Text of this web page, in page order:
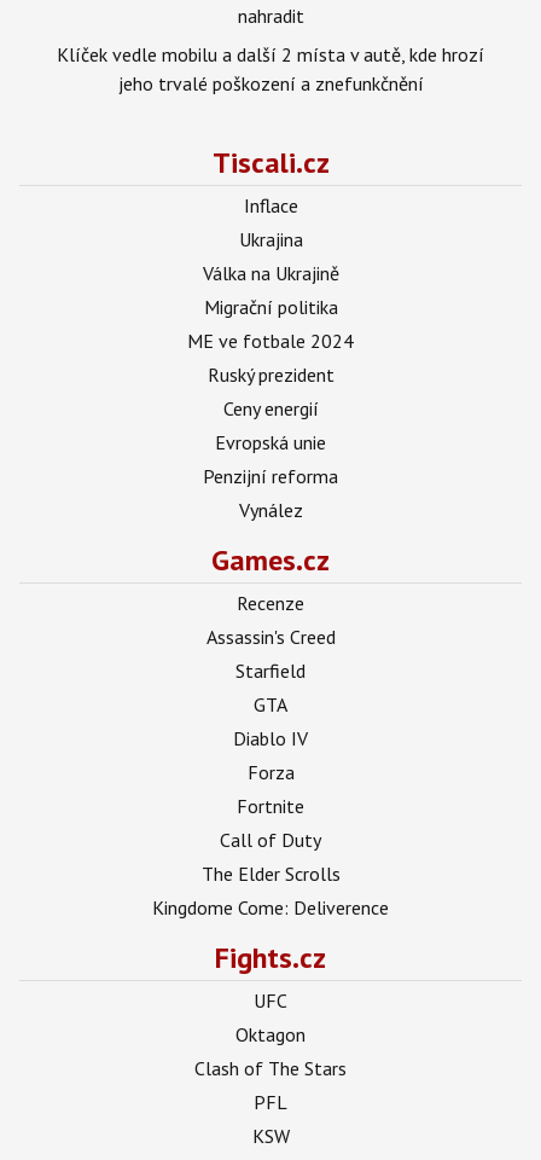
nahradit
Klíček vedle mobilu a další 2 místa v autě, kde hrozí
jeho trvalé poškození a znefunkčnění
Tiscali.cz
Inflace
Ukrajina
Válka na Ukrajině
Migrační politika
ME ve fotbale 2024
Ruský prezident
Ceny energií
Evropská unie
Penzijní reforma
Vynález
Games.cz
Recenze
Assassin's Creed
Starfield
GTA
Diablo IV
Forza
Fortnite
Call of Duty
The Elder Scrolls
Kingdome Come: Deliverence
Fights.cz
UFC
Oktagon
Clash of The Stars
PFL
KSW